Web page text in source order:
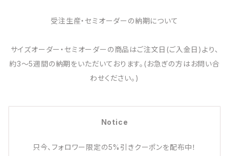
受注生産・セミオーダーの納期について
サイズオーダー・セミオーダーの商品はご注文日(ご入金日)より、
約3～5週間の納期をいただいております。(お急ぎの方はお問い合
わせください。)
Notice
只今、フォロワー限定の5%引きクーポンを配布中！